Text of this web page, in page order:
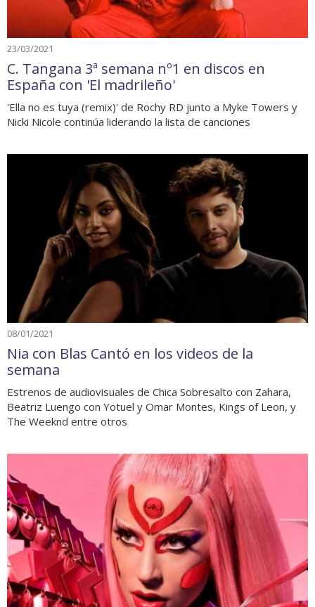
23/03/2021
C. Tangana 3ª semana nº1 en discos en
España con 'El madrileño'
'Ella no es tuya (remix)' de Rochy RD junto a Myke Towers y
Nicki Nicole continúa liderando la lista de canciones
08/01/2021
Nia con Blas Cantó en los videos de la
semana
Estrenos de audiovisuales de Chica Sobresalto con Zahara,
Beatriz Luengo con Yotuel y Omar Montes, Kings of Leon, y
The Weeknd entre otros